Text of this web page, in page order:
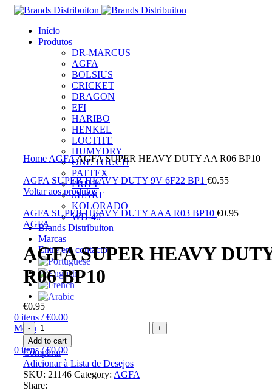
Início
Produtos
DR-MARCUS
AGFA
BOLSIUS
CRICKET
DRAGON
EFI
HARIBO
HENKEL
LOCTITE
HUMYDRY
ONE TOUCH
PATTEX
PRITT
SHAKE
KOLORADO
WD-40
Brands Distribuiton
Marcas
Entre em contacto
0 itens / €0.00
Menu
0 itens / €0.00
Clique para ampliar
Home AGFAAGFA SUPER HEAVY DUTY AA R06 BP10
AGFA SUPER HEAVY DUTY 9V 6F22 BP1 €0.55
Voltar aos produtos
AGFA SUPER HEAVY DUTY AAA R03 BP10 €0.95
AGFA
AGFA SUPER HEAVY
R06 BP10
€0.95
Add to cart
Comparar
Adicionar à Lista de Desejos
SKU: 21146 Category: AGFA
Share: